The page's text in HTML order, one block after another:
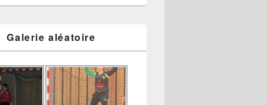
Galerie aléatoire